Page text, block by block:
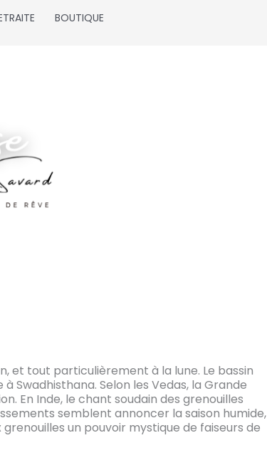
BOUTIQUE
et tout particulièrement à la lune. Le bassin
Selon les Vedas, la Grande
En Inde, le chant soudain des grenouilles
semblent annoncer la saison humide,
un pouvoir mystique de faiseurs de